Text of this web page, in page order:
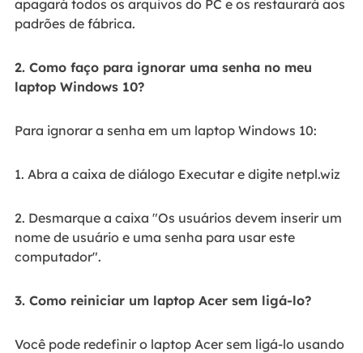
apagará todos os arquivos do PC e os restaurará aos
padrões de fábrica.
2. Como faço para ignorar uma senha no meu
laptop Windows 10?
Para ignorar a senha em um laptop Windows 10:
1. Abra a caixa de diálogo Executar e digite netpl.wiz
2. Desmarque a caixa "Os usuários devem inserir um
nome de usuário e uma senha para usar este
computador".
3. Como reiniciar um laptop Acer sem ligá-lo?
Você pode redefinir o laptop Acer sem ligá-lo usando